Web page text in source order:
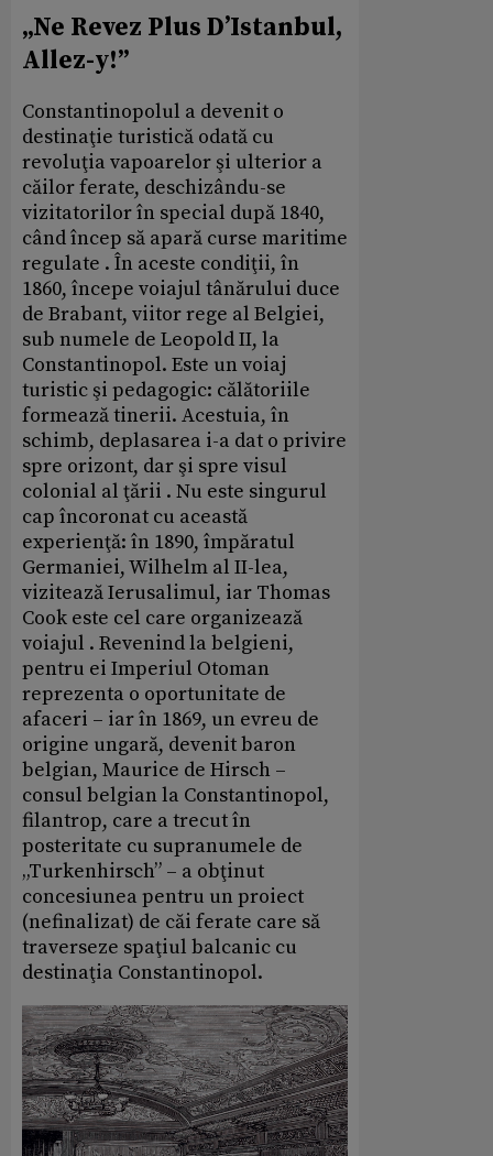
„Ne Revez Plus D’Istanbul,
Allez-y!”
Constantinopolul a devenit o
destinaţie turistică odată cu
revoluţia vapoarelor şi ulterior a
căilor ferate, deschizându-se
vizitatorilor în special după 1840,
când încep să apară curse maritime
regulate . În aceste condiţii, în
1860, începe voiajul tânărului duce
de Brabant, viitor rege al Belgiei,
sub numele de Leopold II, la
Constantinopol. Este un voiaj
turistic şi pedagogic: călătoriile
formează tinerii. Acestuia, în
schimb, deplasarea i-a dat o privire
spre orizont, dar şi spre visul
colonial al ţării . Nu este singurul
cap încoronat cu această
experienţă: în 1890, împăratul
Germaniei, Wilhelm al II-lea,
vizitează Ierusalimul, iar Thomas
Cook este cel care organizează
voiajul . Revenind la belgieni,
pentru ei Imperiul Otoman
reprezenta o oportunitate de
afaceri – iar în 1869, un evreu de
origine ungară, devenit baron
belgian, Maurice de Hirsch –
consul belgian la Constantinopol,
filantrop, care a trecut în
posteritate cu supranumele de
„Turkenhirsch” – a obţinut
concesiunea pentru un proiect
(nefinalizat) de căi ferate care să
traverseze spaţiul balcanic cu
destinaţia Constantinopol.